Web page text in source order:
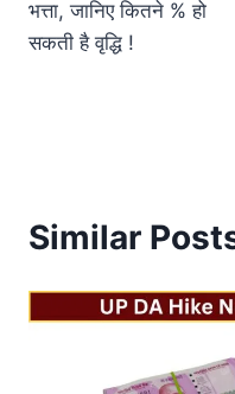
भत्ता, जानिए कितने % हो
सकती है वृद्धि !
Similar